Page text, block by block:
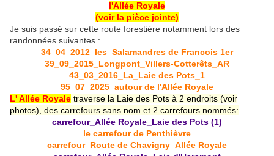
l'Allée Royale
(voir la pièce jointe)
Je suis passé sur cette route forestière notamment lors des
randonnées suivantes :
34_04_2012_les_Salamandres de Francois 1er
39_09_2015_Longpont_Villers-Cotterêts_AR
43_03_2016_La_Laie des Pots_1
95_07_2025_autour de l'Allée Royale
L' Allée Royale traverse la Laie des Pots à 2 endroits (voir
photos), des carrefours sans nom et 2 carrefours nommés:
carrefour_Allée Royale_Laie des Pots (1)
le carrefour de Penthièvre
carrefour_Route de Chavigny_Allée Royale